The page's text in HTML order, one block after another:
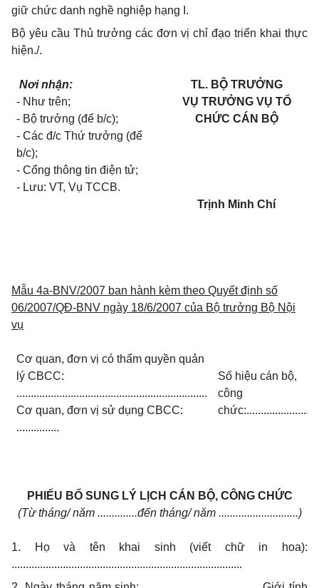
giữ chức danh nghề nghiệp hạng I.
Bộ yêu cầu Thủ trưởng các đơn vị chỉ đạo triển khai thực
hiện./.
Nơi nhận:
- Như trên;
- Bộ trưởng (để b/c);
- Các đ/c Thứ trưởng (để
b/c);
- Cổng thông tin điện tử;
- Lưu: VT, Vụ TCCB.
TL. BỘ TRƯỞNG
VỤ TRƯỞNG VỤ TỔ
CHỨC CÁN BỘ
Trịnh Minh Chí
Mẫu 4a-BNV/2007 ban hành kèm theo Quyết định số
06/2007/QĐ-BNV ngày 18/6/2007 của Bộ trưởng Bộ Nội
vụ
Cơ quan, đơn vị có thẩm quyền quản
lý CBCC:
...................................................................
Cơ quan, đơn vị sử dụng CBCC:
...............
Số hiệu cán bộ,
công
PHIẾU BỔ SUNG LÝ LỊCH CÁN BỘ, CÔNG CHỨC
(Từ tháng/ năm ..............đến tháng/ năm ............................)
1. Họ và tên khai sinh (viết chữ in hoa):
.................................................................................